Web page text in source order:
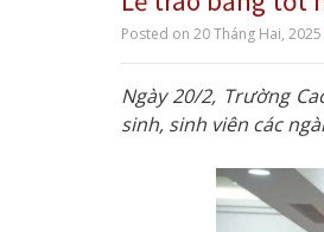
Posted on 20 Tháng Hai, 2025
Ngày 20/2, Trường
sinh, sinh viên các